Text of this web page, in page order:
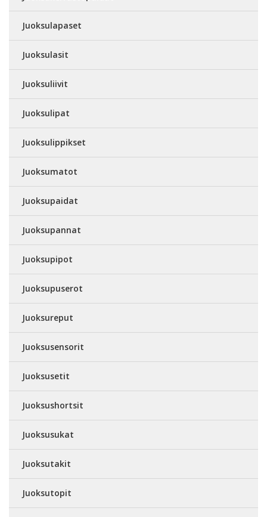
Juoksulapaset
Juoksulasit
Juoksuliivit
Juoksulipat
Juoksulippikset
Juoksumatot
Juoksupaidat
Juoksupannat
Juoksupipot
Juoksupuserot
Juoksureput
Juoksusensorit
Juoksusetit
Juoksushortsit
Juoksusukat
Juoksutakit
Juoksutopit